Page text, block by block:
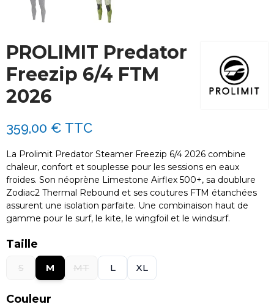
PROLIMIT Predator
Freezip 6/4 FTM
2026
359,00 € TTC
La Prolimit Predator Steamer Freezip 6/4 2026 combine
chaleur, confort et souplesse pour les sessions en eaux
froides. Son néoprène Limestone Airflex 500+, sa doublure
Zodiac2 Thermal Rebound et ses coutures FTM étanchées
assurent une isolation parfaite. Une combinaison haut de
gamme pour le surf, le kite, le wingfoil et le windsurf.
Taille
S M MT L XL
Couleur